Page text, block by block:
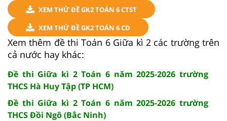
XEM THỬ ĐỀ GK2 TOÁN 6 CTST
XEM THỬ ĐỀ GK2 TOÁN 6 CD
Xem thêm đề thi Toán 6 Giữa kì 2 các trường trên
cả nước hay khác:
Đề thi Giữa kì 2 Toán 6 năm 2025-2026 trường
THCS Hà Huy Tập (TP HCM)
Đề thi Giữa kì 2 Toán 6 năm 2025-2026 trường
THCS Đồi Ngô (Bắc Ninh)